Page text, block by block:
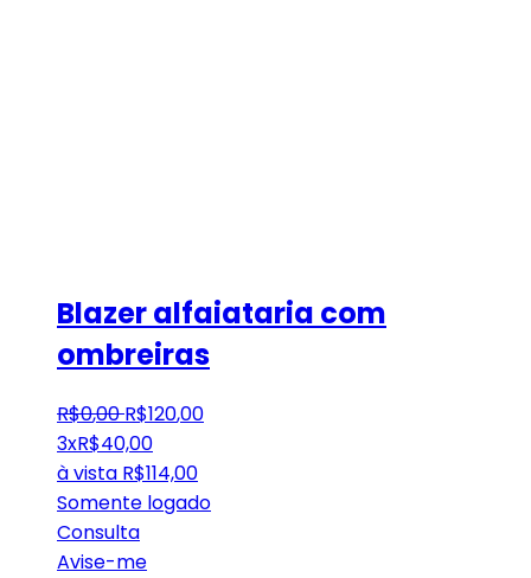
Blazer alfaiataria com
ombreiras
R$0,00 R$120,00
3xR$40,00
à vista R$114,00
Somente logado
Consulta
Avise-me